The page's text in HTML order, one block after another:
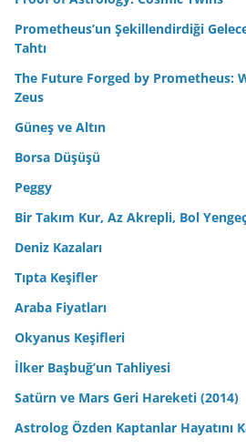
Prometheus’un Şekillendirdiği
Tahtı
The Future Forged by Prometheus:
Zeus
Güneş ve Altın
Borsa Düşüşü
Peggy
Bir Takım Kur, Az Akrepli, Bol
Deniz Kazaları
Tıpta Keşifler
Araba Fiyatları
Okyanus Keşifleri
İlker Başbuğ’un Tahliyesi
Satürn ve Mars Geri Hareketi (2014)
Astrolog Özden Kaptanlar Hayatını